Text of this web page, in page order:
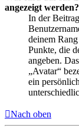
angezeigt werden?
In der
deinem
Punkte, die
angeben.
„Avatar“
ein
Nach oben